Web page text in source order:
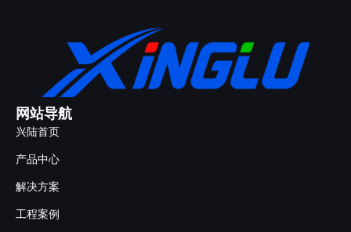
网站导航
兴陆首页
产品中心
解决方案
工程案例